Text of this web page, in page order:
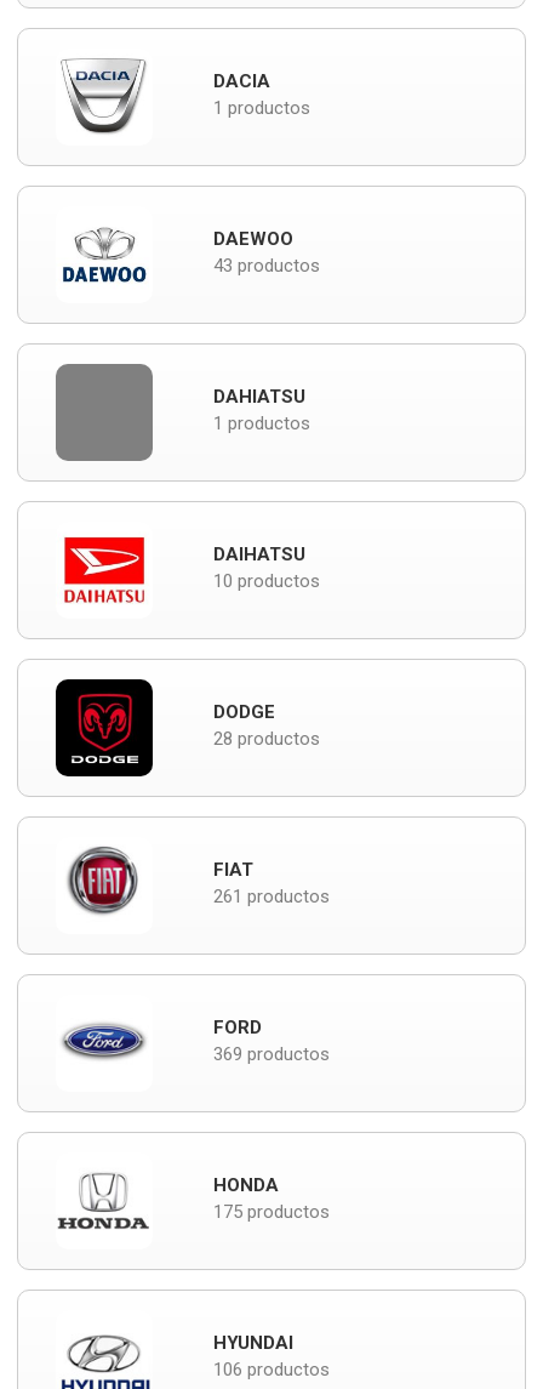
DACIA
1 productos
DAEWOO
43 productos
DAHIATSU
1 productos
DAIHATSU
10 productos
DODGE
28 productos
FIAT
261 productos
FORD
369 productos
HONDA
175 productos
HYUNDAI
106 productos